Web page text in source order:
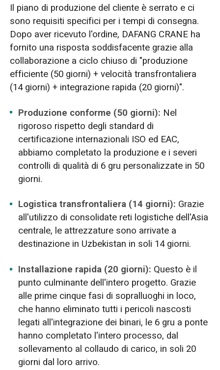
Il piano di produzione del cliente è serrato e ci
sono requisiti specifici per i tempi di consegna.
Dopo aver ricevuto l'ordine, DAFANG CRANE ha
fornito una risposta soddisfacente grazie alla
collaborazione a ciclo chiuso di "produzione
efficiente (50 giorni) + velocità transfrontaliera
(14 giorni) + integrazione rapida (20 giorni)".
Produzione conforme (50 giorni): Nel
rigoroso rispetto degli standard di
certificazione internazionali ISO ed EAC,
abbiamo completato la produzione e i severi
controlli di qualità di 6 gru personalizzate in 50
giorni.
Logistica transfrontaliera (14 giorni): Grazie
all'utilizzo di consolidate reti logistiche dell'Asia
centrale, le attrezzature sono arrivate a
destinazione in Uzbekistan in soli 14 giorni.
Installazione rapida (20 giorni): Questo è il
punto culminante dell'intero progetto. Grazie
alle prime cinque fasi di sopralluoghi in loco,
che hanno eliminato tutti i pericoli nascosti
legati all'integrazione dei binari, le 6 gru a ponte
hanno completato l'intero processo, dal
sollevamento al collaudo di carico, in soli 20
giorni dal loro arrivo.